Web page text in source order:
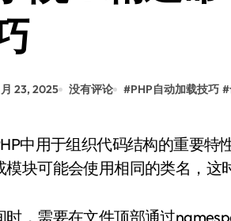
23, 2025 没有评论 #PHP自动加载技巧 #
模块可能会使用相同的类名，这
时，需要在文件顶部通过